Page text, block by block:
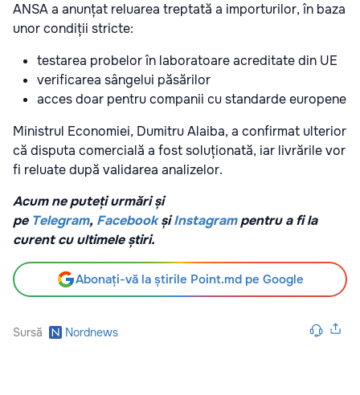
ANSA a anunțat reluarea treptată a importurilor, în baza
unor condiții stricte:
testarea probelor în laboratoare acreditate din UE
verificarea sângelui păsărilor
acces doar pentru companii cu standarde europene
Ministrul Economiei, Dumitru Alaiba, a confirmat ulterior
că disputa comercială a fost soluționată, iar livrările vor
fi reluate după validarea analizelor.
Acum ne puteți urmări și
pe Telegram, Facebook șiInstagrampentru a fi la
curent cu ultimele știri.
Abonați-vă la știrile Point.md pe Google
Sursă Nordnews